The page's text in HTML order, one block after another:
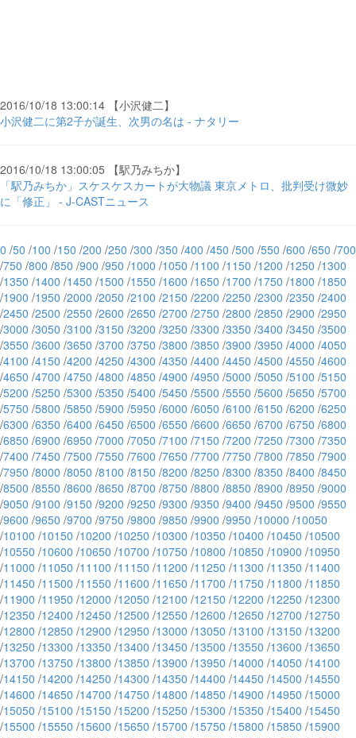
2016/10/18 13:00:14 【小沢健二】
小沢健二に第2子が誕生、次男の名は - ナタリー
2016/10/18 13:00:05 【駅乃みちか】
「駅乃みちか」スケスケスカートが大物議 東京メトロ、批判受け微妙
に「修正」 - J-CASTニュース
0 /50 /100 /150 /200 /250 /300 /350 /400 /450 /500 /550 /600 /650 /700
/750 /800 /850 /900 /950 /1000 /1050 /1100 /1150 /1200 /1250 /1300
/1350 /1400 /1450 /1500 /1550 /1600 /1650 /1700 /1750 /1800 /1850
/1900 /1950 /2000 /2050 /2100 /2150 /2200 /2250 /2300 /2350 /2400
/2450 /2500 /2550 /2600 /2650 /2700 /2750 /2800 /2850 /2900 /2950
/3000 /3050 /3100 /3150 /3200 /3250 /3300 /3350 /3400 /3450 /3500
/3550 /3600 /3650 /3700 /3750 /3800 /3850 /3900 /3950 /4000 /4050
/4100 /4150 /4200 /4250 /4300 /4350 /4400 /4450 /4500 /4550 /4600
/4650 /4700 /4750 /4800 /4850 /4900 /4950 /5000 /5050 /5100 /5150
/5200 /5250 /5300 /5350 /5400 /5450 /5500 /5550 /5600 /5650 /5700
/5750 /5800 /5850 /5900 /5950 /6000 /6050 /6100 /6150 /6200 /6250
/6300 /6350 /6400 /6450 /6500 /6550 /6600 /6650 /6700 /6750 /6800
/6850 /6900 /6950 /7000 /7050 /7100 /7150 /7200 /7250 /7300 /7350
/7400 /7450 /7500 /7550 /7600 /7650 /7700 /7750 /7800 /7850 /7900
/7950 /8000 /8050 /8100 /8150 /8200 /8250 /8300 /8350 /8400 /8450
/8500 /8550 /8600 /8650 /8700 /8750 /8800 /8850 /8900 /8950 /9000
/9050 /9100 /9150 /9200 /9250 /9300 /9350 /9400 /9450 /9500 /9550
/9600 /9650 /9700 /9750 /9800 /9850 /9900 /9950 /10000 /10050
/10100 /10150 /10200 /10250 /10300 /10350 /10400 /10450 /10500
/10550 /10600 /10650 /10700 /10750 /10800 /10850 /10900 /10950
/11000 /11050 /11100 /11150 /11200 /11250 /11300 /11350 /11400
/11450 /11500 /11550 /11600 /11650 /11700 /11750 /11800 /11850
/11900 /11950 /12000 /12050 /12100 /12150 /12200 /12250 /12300
/12350 /12400 /12450 /12500 /12550 /12600 /12650 /12700 /12750
/12800 /12850 /12900 /12950 /13000 /13050 /13100 /13150 /13200
/13250 /13300 /13350 /13400 /13450 /13500 /13550 /13600 /13650
/13700 /13750 /13800 /13850 /13900 /13950 /14000 /14050 /14100
/14150 /14200 /14250 /14300 /14350 /14400 /14450 /14500 /14550
/14600 /14650 /14700 /14750 /14800 /14850 /14900 /14950 /15000
/15050 /15100 /15150 /15200 /15250 /15300 /15350 /15400 /15450
/15500 /15550 /15600 /15650 /15700 /15750 /15800 /15850 /15900